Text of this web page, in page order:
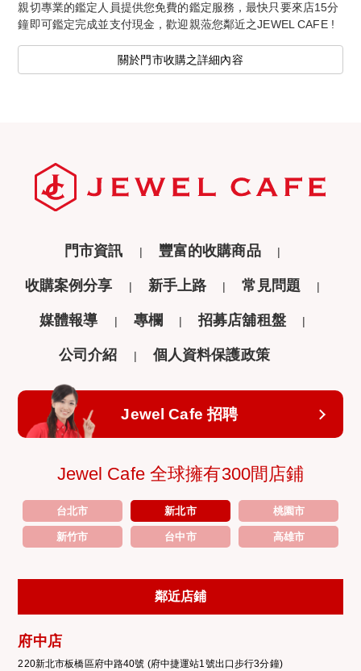
親切專業的鑑定人員提供您免費的鑑定服務，最快只要來店15分
鐘即可鑑定完成並支付現金，歡迎親蒞您鄰近之JEWEL CAFE !
關於門市收購之詳細內容
門市資訊 豐富的收購商品
收購案例分享 新手上路 常見問題
媒體報導 專欄 招募店舖租盤
公司介紹 個人資料保護政策
Jewel Cafe 招聘
Jewel Cafe 全球擁有300間店鋪
台北市 新北市 桃園市
新竹市 台中市 高雄市
鄰近店鋪
府中店
220新北市板橋區府中路40號 (府中捷運站1號出口步行3分鐘)